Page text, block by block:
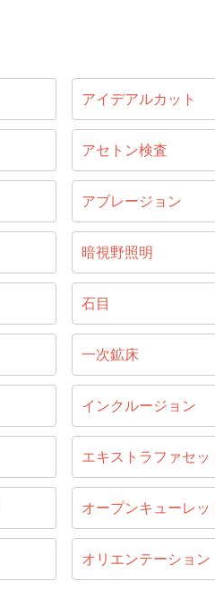
アイデアルカット
アセトン検査
アブレージョン
暗視野照明
石目
一次鉱床
インクルージョン
エキストラファセッ
オープンキューレッ
オリエンテーション